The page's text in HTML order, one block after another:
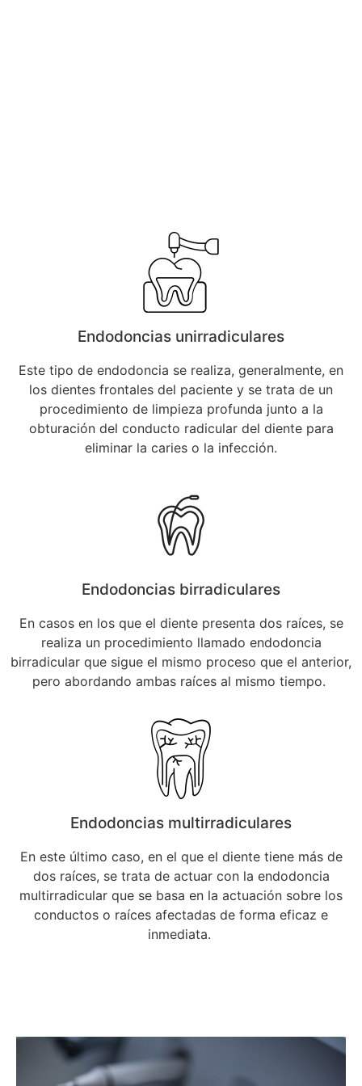
Endodoncias unirradiculares
Este tipo de endodoncia se realiza, generalmente, en
los dientes frontales del paciente y se trata de un
procedimiento de limpieza profunda junto a la
obturación del conducto radicular del diente para
eliminar la caries o la infección.
Endodoncias birradiculares
En casos en los que el diente presenta dos raíces, se
realiza un procedimiento llamado endodoncia
birradicular que sigue el mismo proceso que el anterior,
pero abordando ambas raíces al mismo tiempo.
Endodoncias multirradiculares
En este último caso, en el que el diente tiene más de
dos raíces, se trata de actuar con la endodoncia
multirradicular que se basa en la actuación sobre los
conductos o raíces afectadas de forma eficaz e
inmediata.